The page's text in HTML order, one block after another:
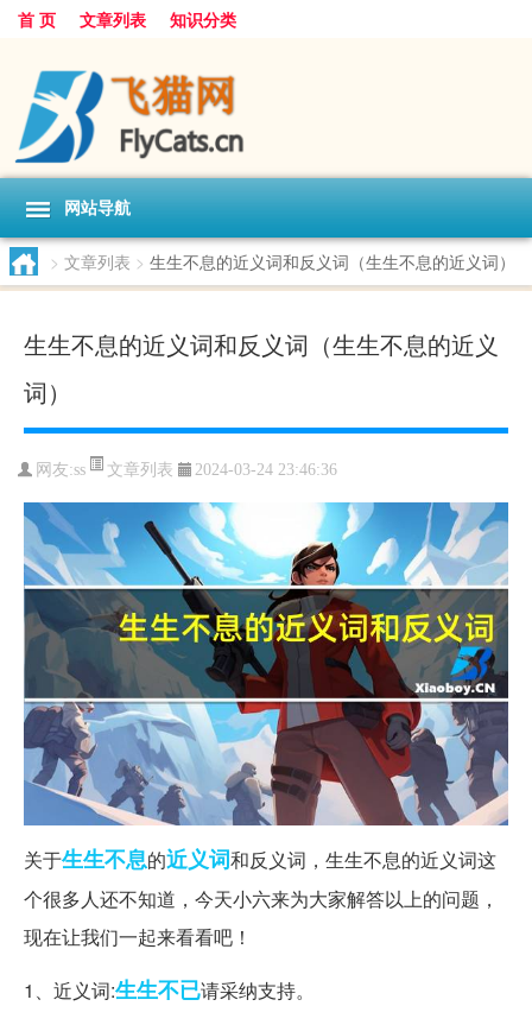
首 页 文章列表 知识分类
网站导航
> 文章列表 > 生生不息的近义词和反义词（生生不息的近义词）
生生不息的近义词和反义词（生生不息的近义
词）
网友:ss 文章列表 2024-03-24 23:46:36
关于生生不息的近义词和反义词，生生不息的近义词这
个很多人还不知道，今天小六来为大家解答以上的问题，
现在让我们一起来看看吧！
1、近义词:生生不已请采纳支持。